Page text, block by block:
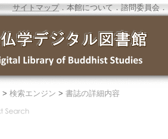
サイトマップ．本館について ． 諮問委員会 ．
> 検索エンジン > 書誌の詳細内容